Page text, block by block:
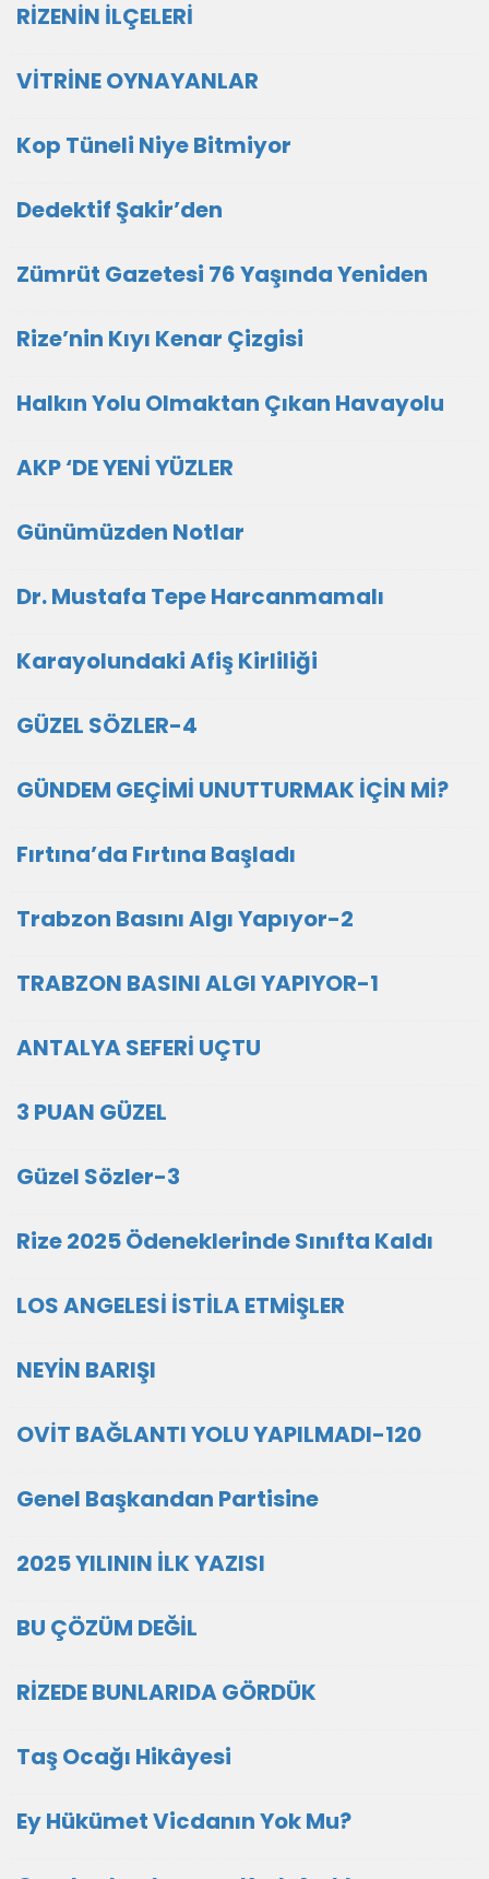
RİZENİN İLÇELERİ
VİTRİNE OYNAYANLAR
Kop Tüneli Niye Bitmiyor
Dedektif Şakir’den
Zümrüt Gazetesi 76 Yaşında Yeniden
Rize’nin Kıyı Kenar Çizgisi
Halkın Yolu Olmaktan Çıkan Havayolu
AKP ‘DE YENİ YÜZLER
Günümüzden Notlar
Dr. Mustafa Tepe Harcanmamalı
Karayolundaki Afiş Kirliliği
GÜZEL SÖZLER-4
GÜNDEM GEÇİMİ UNUTTURMAK İÇİN Mİ?
Fırtına’da Fırtına Başladı
Trabzon Basını Algı Yapıyor-2
TRABZON BASINI ALGI YAPIYOR-1
ANTALYA SEFERİ UÇTU
3 PUAN GÜZEL
Güzel Sözler-3
Rize 2025 Ödeneklerinde Sınıfta Kaldı
LOS ANGELESİ İSTİLA ETMİŞLER
NEYİN BARIŞI
OVİT BAĞLANTI YOLU YAPILMADI-120
Genel Başkandan Partisine
2025 YILININ İLK YAZISI
BU ÇÖZÜM DEĞİL
RİZEDE BUNLARIDA GÖRDÜK
Taş Ocağı Hikâyesi
Ey Hükümet Vicdanın Yok Mu?